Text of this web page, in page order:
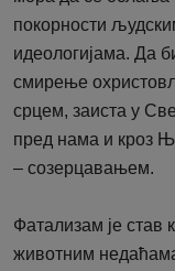
покорности
идеологијама. Да
смирење
срцем, заиста у
пред нама и кроз
– созерцавањем.
Фатализам је став
животним